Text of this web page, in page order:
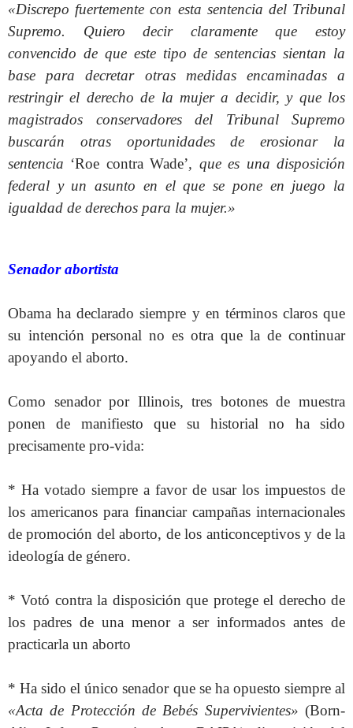
«Discrepo fuertemente con esta sentencia del Tribunal
Supremo. Quiero decir claramente que estoy
convencido de que este tipo de sentencias sientan la
base para decretar otras medidas encaminadas a
restringir el derecho de la mujer a decidir, y que los
magistrados conservadores del Tribunal Supremo
buscarán otras oportunidades de erosionar la
sentencia ‘Roe contra Wade’, que es una disposición
federal y un asunto en el que se pone en juego la
igualdad de derechos para la mujer.»
Senador abortista
Obama ha declarado siempre y en términos claros que
su intención personal no es otra que la de continuar
apoyando el aborto.
Como senador por Illinois, tres botones de muestra
ponen de manifiesto que su historial no ha sido
precisamente pro-vida:
* Ha votado siempre a favor de usar los impuestos de
los americanos para financiar campañas internacionales
de promoción del aborto, de los anticonceptivos y de la
ideología de género.
* Votó contra la disposición que protege el derecho de
los padres de una menor a ser informados antes de
practicarla un aborto
* Ha sido el único senador que se ha opuesto siempre al
«Acta de Protección de Bebés Supervivientes» (Born-